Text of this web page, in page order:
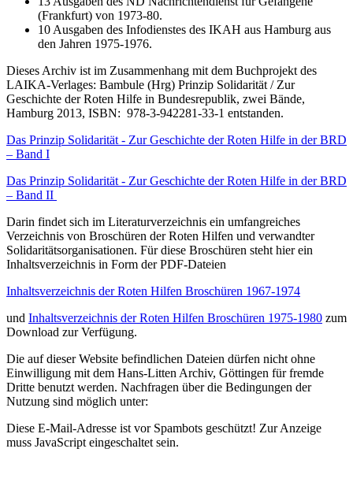
(Frankfurt) von 1973-80.
10 Ausgaben des Infodienstes des IKAH aus Hamburg aus
den Jahren 1975-1976.
Dieses Archiv ist im Zusammenhang mit dem Buchprojekt des
LAIKA-Verlages: Bambule (Hrg) Prinzip Solidarität / Zur
Geschichte der Roten Hilfe in Bundesrepublik, zwei Bände,
Hamburg 2013, ISBN: 978-3-942281-33-1 entstanden.
Das Prinzip Solidarität - Zur Geschichte der Roten Hilfe in der BRD
– Band I
Das Prinzip Solidarität - Zur Geschichte der Roten Hilfe in der BRD
– Band II
Darin findet sich im Literaturverzeichnis ein umfangreiches
Verzeichnis von Broschüren der Roten Hilfen und verwandter
Solidaritätsorganisationen. Für diese Broschüren steht hier ein
Inhaltsverzeichnis in Form der PDF-Dateien
Inhaltsverzeichnis der Roten Hilfen Broschüren 1967-1974
und Inhaltsverzeichnis der Roten Hilfen Broschüren 1975-1980 zum
Download zur Verfügung.
Die auf dieser Website befindlichen Dateien dürfen nicht ohne
Einwilligung mit dem Hans-Litten Archiv, Göttingen für fremde
Dritte benutzt werden. Nachfragen über die Bedingungen der
Nutzung sind möglich unter:
Diese E-Mail-Adresse ist vor Spambots geschützt! Zur Anzeige
muss JavaScript eingeschaltet sein.